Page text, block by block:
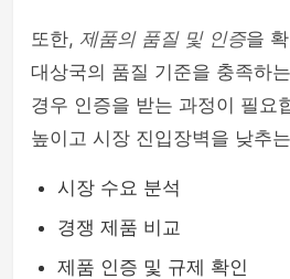
또한, 제품의 품질 및 인증을
대상국의 품질 기준을 충족하
경우 인증을 받는 과정이 필요
높이고 시장 진입장벽을 낮추
시장 수요 분석
경쟁 제품 비교
제품 인증 및 규제 확인